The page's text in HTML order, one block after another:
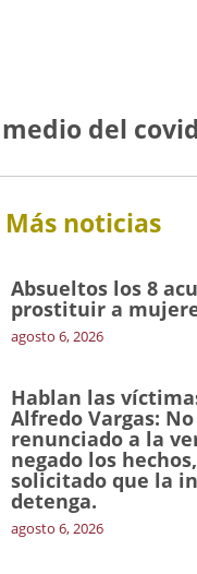
del covid
Más noticias
Absueltos los 8
prostituir a
agosto 6, 2026
Hablan las
Alfredo Vargas:
renunciado a la
negado los
solicitado que la
detenga.
agosto 6, 2026